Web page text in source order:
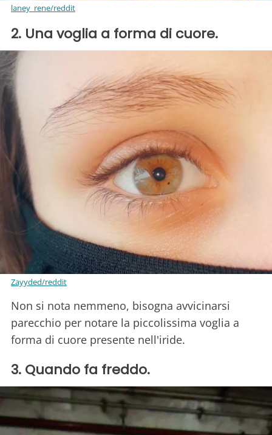
laney_rene/reddit
2. Una voglia a forma di cuore.
Zayyded/reddit
Non si nota nemmeno, bisogna avvicinarsi
parecchio per notare la piccolissima voglia a
forma di cuore presente nell'iride.
3. Quando fa freddo.